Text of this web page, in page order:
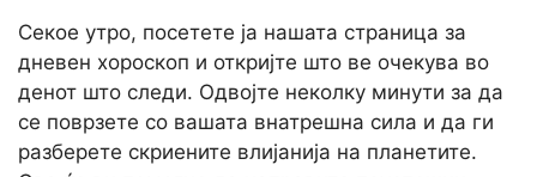
Секое утро, посетете ја нашата страница за
дневен хороскоп и откријте што ве очекува во
денот што следи. Одвојте неколку минути за да
се поврзете со вашата внатрешна сила и да ги
разберете скриените влијанија на планетите.